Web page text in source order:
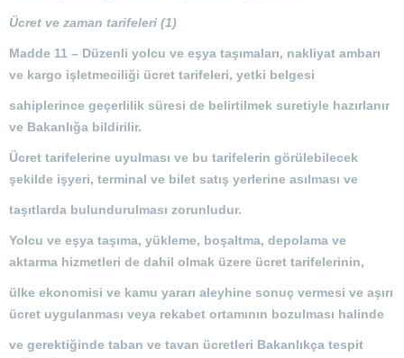
Ücret ve zaman tarifeleri (1)
Madde 11 – Düzenli yolcu ve eşya taşımaları, nakliyat ambarı
ve kargo işletmeciliği ücret tarifeleri, yetki belgesi
sahiplerince geçerlilik süresi de belirtilmek suretiyle hazırlanır
ve Bakanlığa bildirilir.
Ücret tarifelerine uyulması ve bu tarifelerin görülebilecek
şekilde işyeri, terminal ve bilet satış yerlerine asılması ve
taşıtlarda bulundurulması zorunludur.
Yolcu ve eşya taşıma, yükleme, boşaltma, depolama ve
aktarma hizmetleri de dahil olmak üzere ücret tarifelerinin,
ülke ekonomisi ve kamu yararı aleyhine sonuç vermesi ve aşırı
ücret uygulanması veya rekabet ortamının bozulması halinde
ve gerektiğinde taban ve tavan ücretleri Bakanlıkça tespit